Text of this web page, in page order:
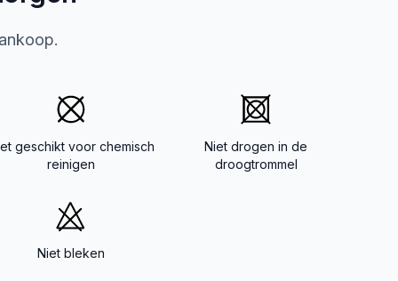
geschikt voor chemisch
reinigen
Niet drogen in de
droogtrommel
Niet bleken